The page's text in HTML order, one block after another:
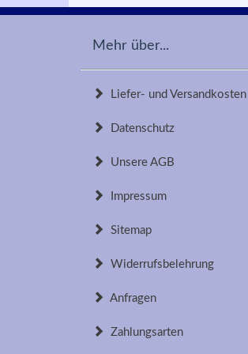
Mehr über...
Liefer- und Versandkosten
Datenschutz
Unsere AGB
Impressum
Sitemap
Widerrufsbelehrung
Anfragen
Zahlungsarten